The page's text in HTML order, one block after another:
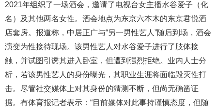
2021年组织了一场酒会，邀请了电视台女主播水谷爱子（化
名）及其他两名女性。酒会地点为东京六本木的东京君悦酒
店套房。报道称，中居正广与“另一男性艺人”随后到场，酒会
演变为性接待现场。该男性艺人对水谷爱子进行了肢体接
触，并试图引诱其进入卧室，但遭到强烈拒绝。业内人士分
析，若该男性艺人的身份曝光，其职业生涯将面临毁灭性打
击。尽管社交媒体上对其身份的猜测不断，但尚无确凿证
据。有体育报记者表示：“目前媒体对此事持谨慎态度，但随